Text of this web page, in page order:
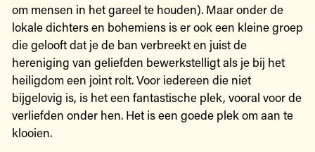
om mensen in het gareel te houden). Maar onder de
lokale dichters en bohemiens is er ook een kleine groep
die gelooft dat je de ban verbreekt en juist de
hereniging van geliefden bewerkstelligt als je bij het
heiligdom een joint rolt. Voor iedereen die niet
bijgelovig is, is het een fantastische plek, vooral voor de
verliefden onder hen. Het is een goede plek om aan te
klooien.